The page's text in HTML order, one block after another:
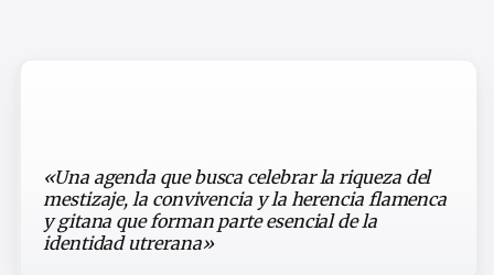
«Una agenda que busca celebrar la riqueza del
mestizaje, la convivencia y la herencia flamenca
y gitana que forman parte esencial de la
identidad utrerana»